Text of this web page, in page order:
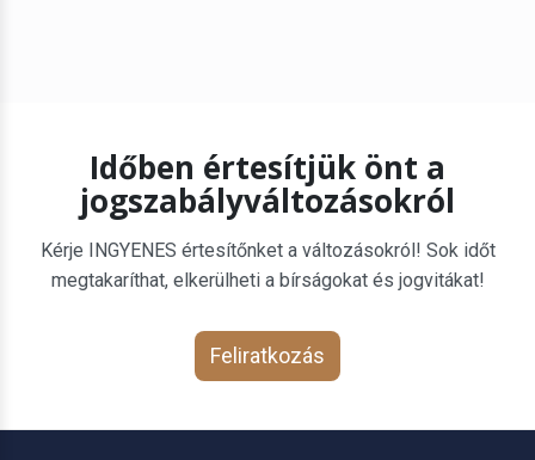
Időben értesítjük önt a
jogszabályváltozásokról
Kérje INGYENES értesítőnket a változásokról! Sok időt
megtakaríthat, elkerülheti a bírságokat és jogvitákat!
Feliratkozás